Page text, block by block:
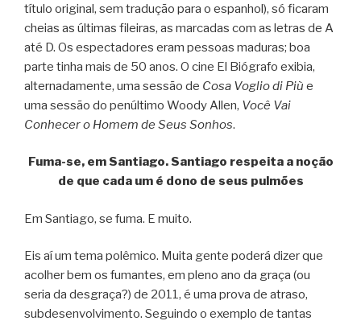
título original, sem tradução para o espanhol), só ficaram
cheias as últimas fileiras, as marcadas com as letras de A
até D. Os espectadores eram pessoas maduras; boa
parte tinha mais de 50 anos. O cine El Biógrafo exibia,
alternadamente, uma sessão de Cosa Voglio di Più e
uma sessão do penúltimo Woody Allen, Você Vai
Conhecer o Homem de Seus Sonhos.
Fuma-se, em Santiago. Santiago respeita a noção
de que cada um é dono de seus pulmões
Em Santiago, se fuma. E muito.
Eis aí um tema polêmico. Muita gente poderá dizer que
acolher bem os fumantes, em pleno ano da graça (ou
seria da desgraça?) de 2011, é uma prova de atraso,
subdesenvolvimento. Seguindo o exemplo de tantas